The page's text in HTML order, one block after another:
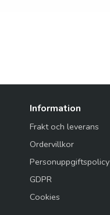
Information
Frakt och leverans
Ordervillkor
Personuppgiftspolicy
GDPR
Cookies